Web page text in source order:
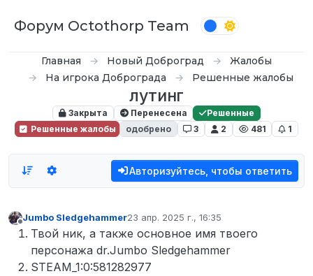
Форум Octothorp Team
Главная Новый Доброград
Жалобы
На игрока Доброграда
Решенные жалобы
лутинг
Закрыта Перенесена
Решенные
Решенные жалобы
одобрено 3 2 481 1
Авторизуйтесь, чтобы ответить
Не в сети
Jumbo Sledgehammer23 апр. 2025 г., 16:35
отредактировано
Твой ник, а также основное имя твоего
персонажа dr.Jumbo Sledgehammer
STEAM_1:0:581282977